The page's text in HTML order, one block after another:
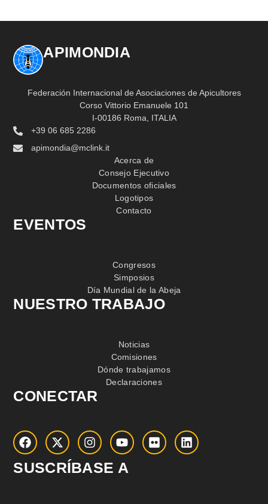
APIMONDIA
Federación Internacional de Asociaciones de Apicultores
Corso Vittorio Emanuele 101
I-00186 Roma, ITALIA
+39 06 685 2286
apimondia@mclink.it
Acerca de
Consejo Ejecutivo
Documentos oficiales
Logotipos
Contacto
EVENTOS
Congresos
Simposios
Día Mundial de la Abeja
NUESTRO TRABAJO
Noticias
Comisiones
Dónde trabajamos
Declaraciones
CONECTAR
SUSCRÍBASE A